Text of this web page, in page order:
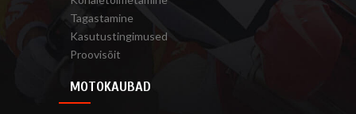
Tagastamine
Kasutustingimused
Proovisõit
MOTOKAUBAD